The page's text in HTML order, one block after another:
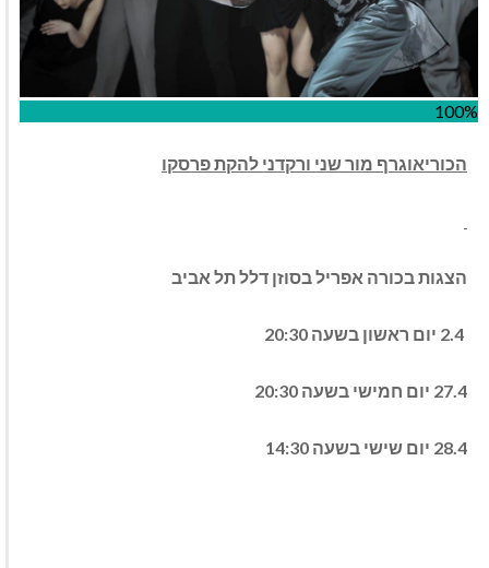
100%
הכוריאוגרף מור שני ורקדני להקת פרסקו
הצגות בכורה אפריל בסוזן דלל תל אביב
27.4 יום חמישי בשעה 20:30
28.4 יום שישי בשעה 14:30